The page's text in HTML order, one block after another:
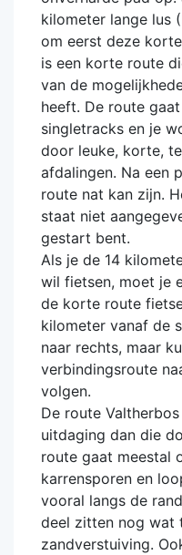
kilometer lange lus
om eerst deze
is een korte route
van de
heeft. De route
singletracks en je
door leuke, korte,
afdalingen. Na een
route nat kan zijn.
staat niet
gestart bent.
Als je de 14
wil fietsen, moet je
de korte route
kilometer vanaf de
naar rechts, maar
verbindingsroute
volgen.
De route
uitdaging dan die
route gaat meestal
karrensporen en
vooral langs de
deel zitten nog wat
zandverstuiving.